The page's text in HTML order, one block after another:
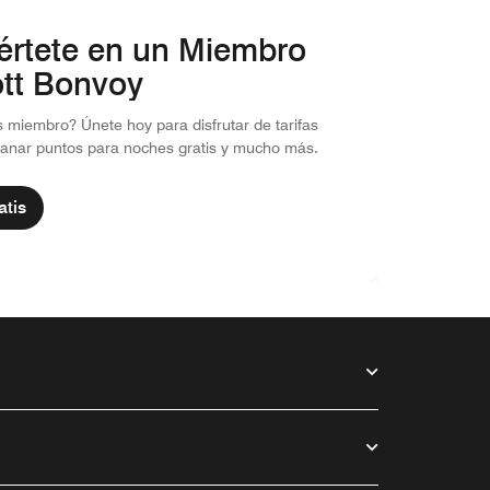
en un Miembro
Bonvoy
miembro? Únete hoy para disfrutar de tarifas
puntos para noches gratis y mucho más.